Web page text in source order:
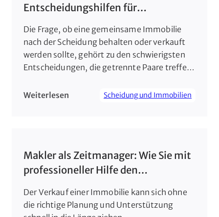
Entscheidungshilfen für
Die Frage, ob eine gemeinsame Immobilie
nach der Scheidung behalten oder verkauft
werden sollte, gehört zu den schwierigsten
Entscheidungen, die getrennte Paare treffen
das Zuhause zu halten, um Stabilität zu
Weiterlesen Scheidung und Immobilien
Makler als Zeitmanager: Wie Sie mit
professioneller Hilfe den
Verkaufsprozess beschleunigen
Der Verkauf einer Immobilie kann sich ohne
die richtige Planung und Unterstützung